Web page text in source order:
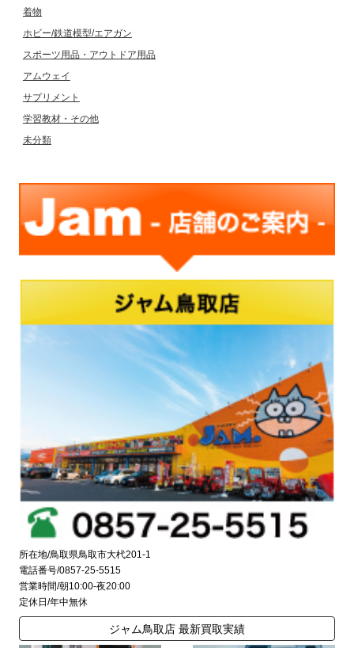
着物
ホビー/鉄道模型/エアガン
スポーツ用品・アウトドア用品
アムウェイ
サプリメント
学習教材・その他
未分類
所在地/鳥取県鳥取市大杙201-1
電話番号/0857-25-5515
営業時間/朝10:00-夜20:00
定休日/年中無休
ジャム鳥取店 最新買取実績